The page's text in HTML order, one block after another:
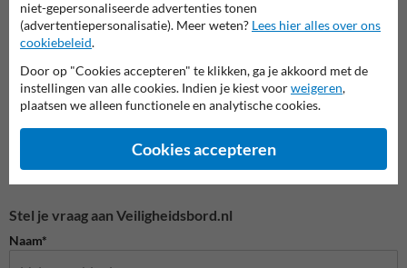
Veiligheidspictogrammen
Stel je vraag aan Veiligheidsbord.nl
Naam*
niet-gepersonaliseerde advertenties tonen
(advertentiepersonalisatie). Meer weten? Lees hier alles over ons
cookiebeleid.
Door op "Cookies accepteren" te klikken, ga je akkoord met de
instellingen van alle cookies. Indien je kiest voorweigeren,
plaatsen we alleen functionele en analytische cookies.
Cookies accepteren